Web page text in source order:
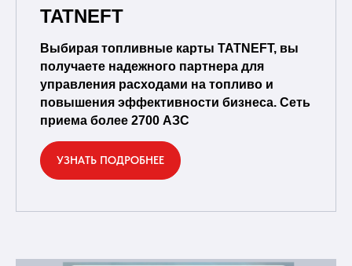
TATNEFT
Выбирая топливные карты TATNEFT, вы
получаете надежного партнера для
управления расходами на топливо и
повышения эффективности бизнеса. Сеть
приема более 2700 АЗС
УЗНАТЬ ПОДРОБНЕЕ